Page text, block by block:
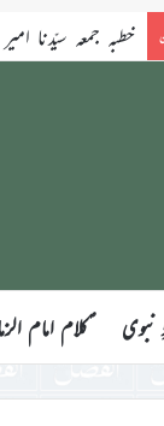
خطبہ جمعہ سیّدنا امیر
نبوی ؑکلام امام